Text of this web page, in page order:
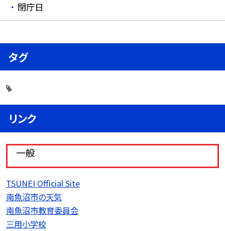
閉庁日
タグ
リンク
一般
TSUNEI Official Site
南魚沼市の天気
南魚沼市教育委員会
三用小学校